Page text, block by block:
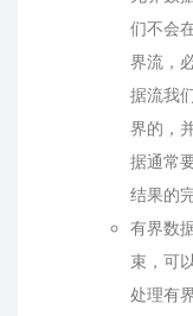
们不会
界流，
据流我
界的，
据通常
结果的
有界数
束，可
处理有